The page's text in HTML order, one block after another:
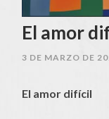
El amor
3 DE MARZO DE
El amor difícil